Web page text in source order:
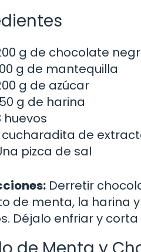
g de chocolate
g de mantequilla
g de azúcar
g de harina
huevos
cucharadita de
pizca de sal
Derretir
de menta, la harina
Déjalo enfriar y